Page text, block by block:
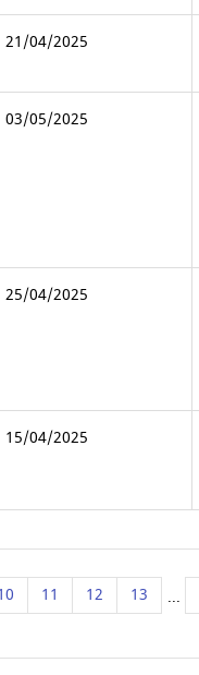
21/04/2025
03/05/2025
25/04/2025
15/04/2025
11 12 13 ...